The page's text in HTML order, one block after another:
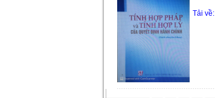
Tải về: